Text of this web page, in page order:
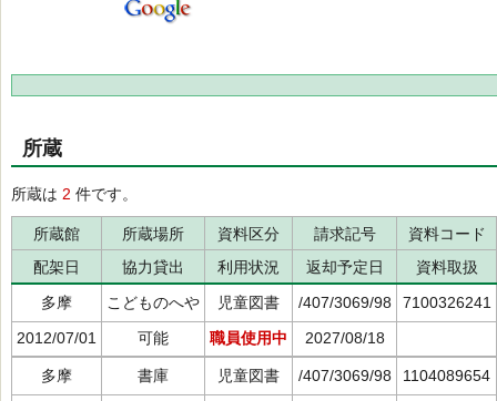
所蔵
所蔵は 2 件です。
所蔵館 所蔵場所 資料区分 請求記号
資料コード
配架日
協力貸出 利用状況 返却予定日
資料取扱
多摩
こどものへや 児童図書 /407/3069/98
7100326241
2012/07/01
可能 職員使用中 2027/08/18
多摩 書庫 児童図書 /407/3069/98
1104089654